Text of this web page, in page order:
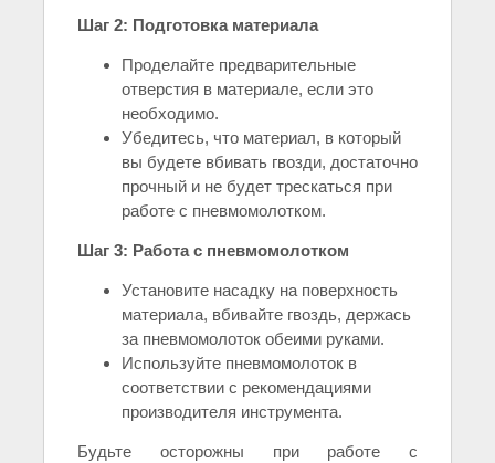
Шаг 2: Подготовка материала
Проделайте предварительные
отверстия в материале, если это
необходимо.
Убедитесь, что материал, в который
вы будете вбивать гвозди, достаточно
прочный и не будет трескаться при
работе с пневмомолотком.
Шаг 3: Работа с пневмомолотком
Установите насадку на поверхность
материала, вбивайте гвоздь, держась
за пневмомолоток обеими руками.
Используйте пневмомолоток в
соответствии с рекомендациями
производителя инструмента.
Будьте осторожны при работе с